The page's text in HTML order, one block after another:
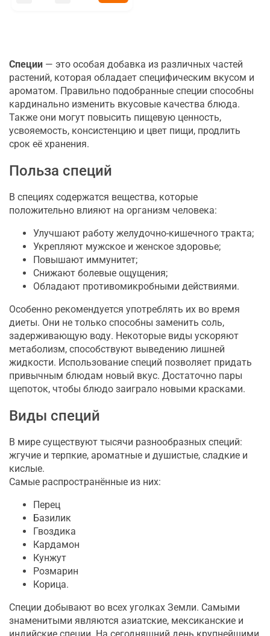
Специи — это особая добавка из различных частей
растений, которая обладает специфическим вкусом и
ароматом. Правильно подобранные специи способны
кардинально изменить вкусовые качества блюда.
Также они могут повысить пищевую ценность,
усвояемость, консистенцию и цвет пищи, продлить
срок её хранения.
Польза специй
В специях содержатся вещества, которые
положительно влияют на организм человека:
Улучшают работу желудочно-кишечного тракта;
Укрепляют мужское и женское здоровье;
Повышают иммунитет;
Снижают болевые ощущения;
Обладают противомикробными действиями.
Особенно рекомендуется употреблять их во время
диеты. Они не только способны заменить соль,
задерживающую воду. Некоторые виды ускоряют
метаболизм, способствуют выведению лишней
жидкости. Использование специй позволяет придать
привычным блюдам новый вкус. Достаточно пары
щепоток, чтобы блюдо заиграло новыми красками.
Виды специй
В мире существуют тысячи разнообразных специй:
жгучие и терпкие, ароматные и душистые, сладкие и
кислые.
Самые распространённые из них:
Перец
Базилик
Гвоздика
Кардамон
Кунжут
Розмарин
Корица.
Специи добывают во всех уголках Земли. Самыми
знаменитыми являются азиатские, мексиканские и